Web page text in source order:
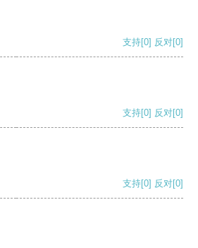
支持[0] 反对[0]
支持[0] 反对[0]
支持[0] 反对[0]